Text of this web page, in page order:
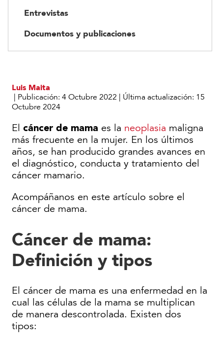
Entrevistas
Documentos y publicaciones
Luis Maita
| Publicación: 4 Octubre 2022 | Última actualización: 15
Octubre 2024
El cáncer de mama es la neoplasia maligna
más frecuente en la mujer. En los últimos
años, se han producido grandes avances en
el diagnóstico, conducta y tratamiento del
cáncer mamario.
Acompáñanos en este artículo sobre el
cáncer de mama.
Cáncer de mama:
Definición y tipos
El cáncer de mama es una enfermedad en la
cual las células de la mama se multiplican
de manera descontrolada. Existen dos
tipos: